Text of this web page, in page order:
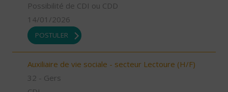
Possibilité de CDI ou CDD
14/01/2026
POSTULER
Auxiliaire de vie sociale - secteur Lectoure (H/F)
32 - Gers